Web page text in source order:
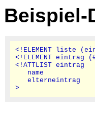
Beispiel-
<!ELEMENT liste
<!ELEMENT eintrag
<!ATTLIST eintrag
name
elterneintrag